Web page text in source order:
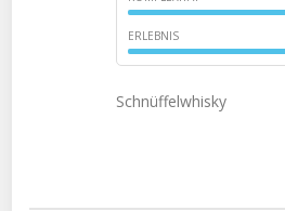
ERLEBNIS
Schnüffelwhisky